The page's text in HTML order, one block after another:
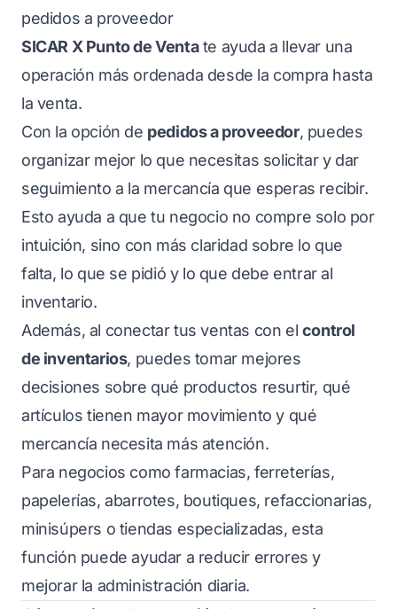
pedidos a proveedor
SICAR X Punto de Ventate ayuda a llevar una
operación más ordenada desde la compra hasta
la venta.
Con la opción de pedidos a proveedor, puedes
organizar mejor lo que necesitas solicitar y dar
seguimiento a la mercancía que esperas recibir.
Esto ayuda a que tu negocio no compre solo por
intuición, sino con más claridad sobre lo que
falta, lo que se pidió y lo que debe entrar al
inventario.
Además, al conectar tus ventas con el control
de inventarios, puedes tomar mejores
decisiones sobre qué productos resurtir, qué
artículos tienen mayor movimiento y qué
mercancía necesita más atención.
Para negocios como farmacias, ferreterías,
papelerías, abarrotes, boutiques, refaccionarias,
minisúpers o tiendas especializadas, esta
función puede ayudar a reducir errores y
mejorar la administración diaria.